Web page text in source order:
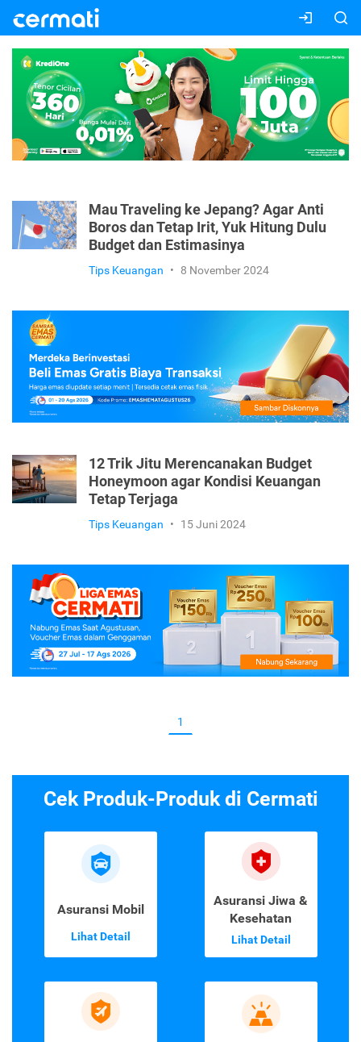
Mau Traveling ke Jepang? Agar Anti
Boros dan Tetap Irit, Yuk Hitung Dulu
Budget dan Estimasinya
Tips Keuangan • 8 November 2024
12 Trik Jitu Merencanakan Budget
Honeymoon agar Kondisi Keuangan
Tetap Terjaga
Tips Keuangan • 15 Juni 2024
1
Cek Produk-Produk di Cermati
Asuransi Mobil
Lihat Detail
Asuransi Jiwa &
Kesehatan
Lihat Detail